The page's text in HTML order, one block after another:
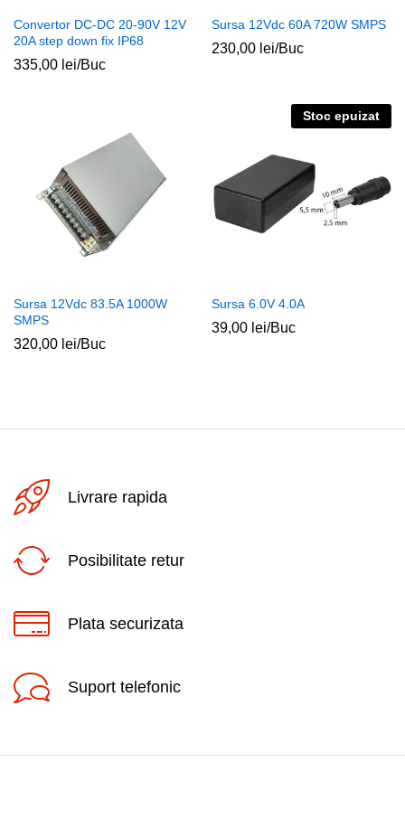
Convertor DC-DC 20-90V 12V
20A step down fix IP68
335,00 lei/Buc
Sursa 12Vdc 60A 720W SMPS
230,00 lei/Buc
Sursa 12Vdc 83.5A 1000W
SMPS
320,00 lei/Buc
Stoc epuizat
Sursa 6.0V 4.0A
39,00 lei/Buc
Livrare rapida
Posibilitate retur
Plata securizata
Suport telefonic